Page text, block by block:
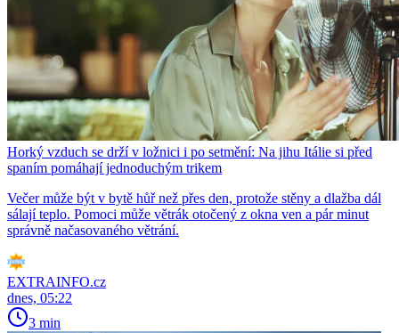
Horký vzduch se drží v ložnici i po setmění: Na jihu Itálie si před
spaním pomáhají jednoduchým trikem
Večer může být v bytě hůř než přes den, protože stěny a dlažba dál
sálají teplo. Pomoci může větrák otočený z okna ven a pár minut
správně načasovaného větrání.
EXTRAINFO.cz
dnes, 05:22
3 min